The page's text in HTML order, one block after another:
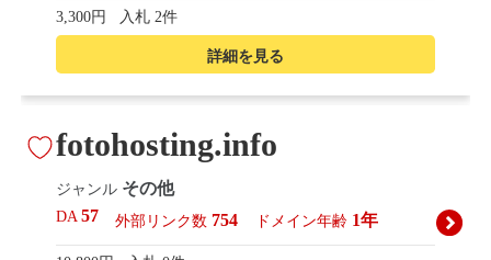
詳細を見る
3,300円 入札 2件
fotohosting.info
ジャンル その他
DA57 外部リンク数 754 ドメイン年齢 1年